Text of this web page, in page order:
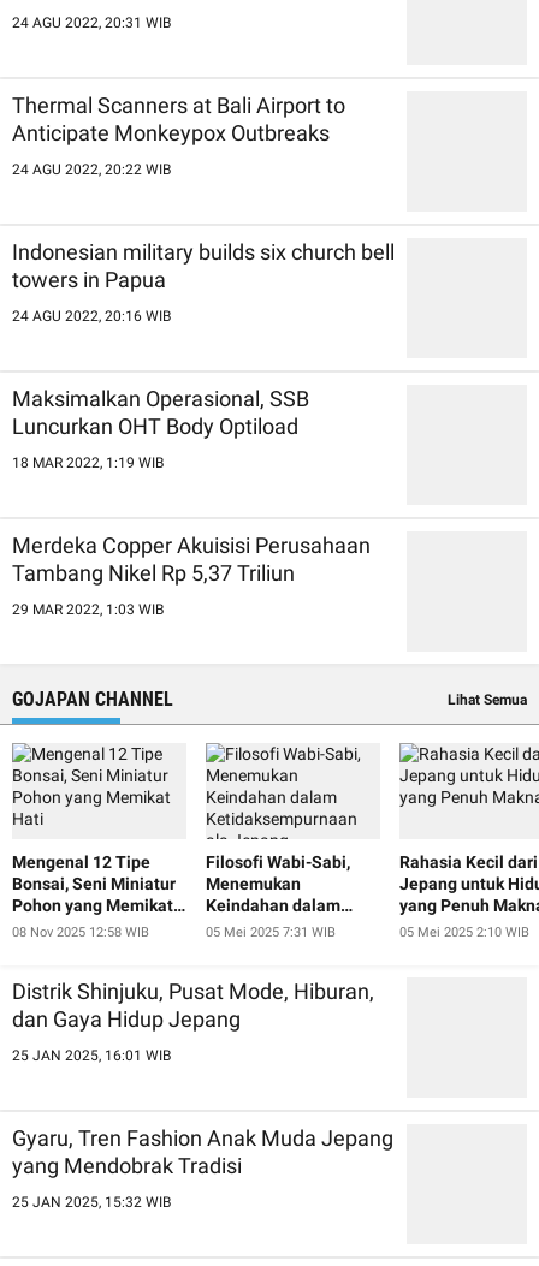
24 AGU 2022, 20:31 WIB
Thermal Scanners at Bali Airport to
Anticipate Monkeypox Outbreaks
24 AGU 2022, 20:22 WIB
Indonesian military builds six church bell
towers in Papua
24 AGU 2022, 20:16 WIB
Maksimalkan Operasional, SSB
Luncurkan OHT Body Optiload
18 MAR 2022, 1:19 WIB
Merdeka Copper Akuisisi Perusahaan
Tambang Nikel Rp 5,37 Triliun
29 MAR 2022, 1:03 WIB
GOJAPAN CHANNEL Lihat Semua
Mengenal 12 Tipe
Bonsai, Seni Miniatur
Pohon yang Memikat
Hati
08 Nov 2025 12:58 WIB
Filosofi Wabi-Sabi,
Menemukan
Keindahan dalam
Ketidaksempurnaan
05 Mei 2025 7:31 WIB
Rahasia Kecil dari
Jepang untuk
yang Penuh
05 Mei 2025 2:10 WIB
Distrik Shinjuku, Pusat Mode, Hiburan,
dan Gaya Hidup Jepang
25 JAN 2025, 16:01 WIB
Gyaru, Tren Fashion Anak Muda Jepang
yang Mendobrak Tradisi
25 JAN 2025, 15:32 WIB